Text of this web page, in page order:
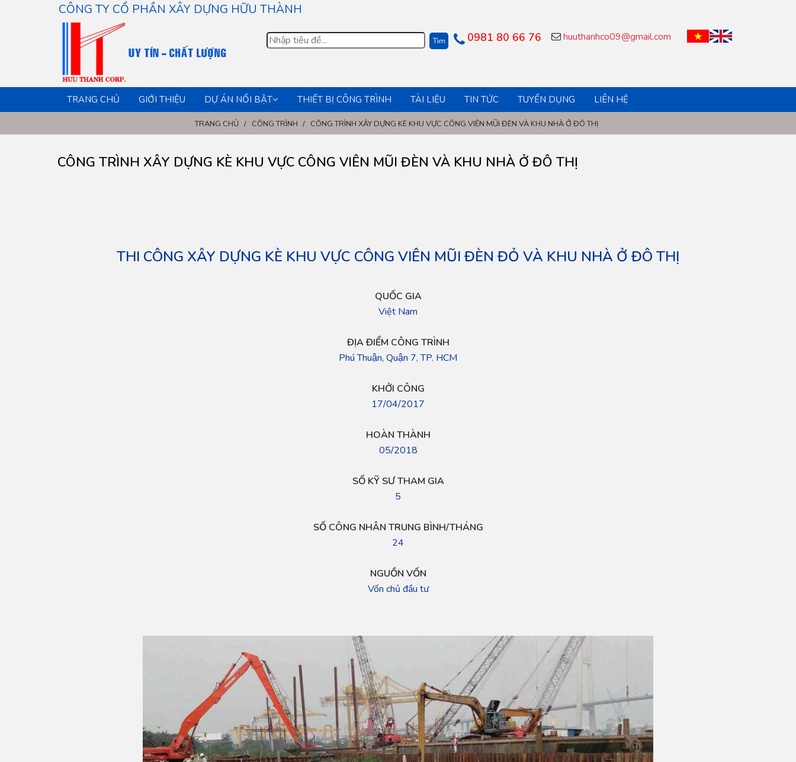
CÔNG TY CỔ PHẦN XÂY DỰNG HỮU THÀNH
0981 80 66 76 huuthanhco09@gmail.com
TRANG CHỦ GIỚI THIỆU DỰ ÁN NỔI BẬT THIẾT BỊ CÔNG TRÌNH TÀI LIỆU TIN TỨC TUYỂN DỤNG LIÊN HỆ
TRANG CHỦ / CÔNG TRÌNH / CÔNG TRÌNH XÂY DỰNG KÈ KHU VỰC CÔNG VIÊN MŨI ĐÈN VÀ KHU NHÀ Ở ĐÔ THỊ
CÔNG TRÌNH XÂY DỰNG KÈ KHU VỰC CÔNG VIÊN MŨI ĐÈN VÀ KHU NHÀ Ở ĐÔ THỊ
THI CÔNG XÂY DỰNG KÈ KHU VỰC CÔNG VIÊN MŨI ĐÈN ĐỎ VÀ KHU NHÀ Ở ĐÔ THỊ
QUỐC GIA
Việt Nam
ĐỊA ĐIỂM CÔNG TRÌNH
Phú Thuận, Quận 7, TP. HCM
KHỞI CÔNG
17/04/2017
HOÀN THÀNH
05/2018
SỐ KỸ SƯ THAM GIA
5
SỐ CÔNG NHÂN TRUNG BÌNH/THÁNG
24
NGUỒN VỐN
Vốn chủ đầu tư